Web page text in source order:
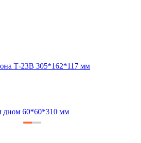
Т-23В 305*162*117 мм
——